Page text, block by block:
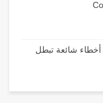
مناسك العمرة بالترتيب: 5 أخطاء شائعة تبطل